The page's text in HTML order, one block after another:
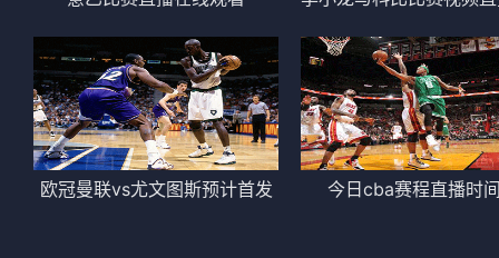
欧冠曼联vs尤文图斯预计首发 今日cba赛程直播时